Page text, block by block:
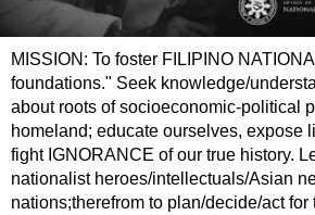
MISSION: To foster FILIPINO
foundations." Seek knowledge/
about roots of socioeconomic-political
homeland; educate ourselves, expose
fight IGNORANCE of our true history.
nationalist heroes/intellectuals/Asian
nations;therefrom to plan/decide/act